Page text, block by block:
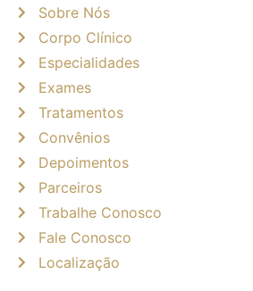
Sobre Nós
Corpo Clínico
Especialidades
Exames
Tratamentos
Convênios
Depoimentos
Parceiros
Trabalhe Conosco
Fale Conosco
Localização